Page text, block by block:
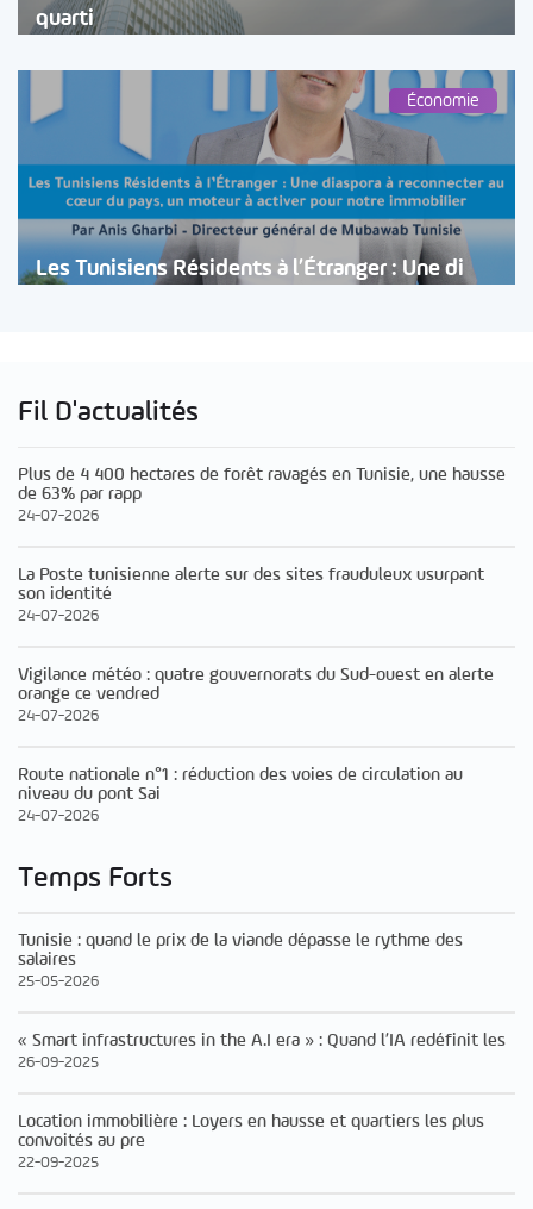
quarti
Économie
Les Tunisiens Résidents à l’Étranger : Une di
Fil D'actualités
Plus de 4 400 hectares de forêt ravagés en Tunisie, une hausse
de 63% par rapp
24-07-2026
La Poste tunisienne alerte sur des sites frauduleux usurpant
son identité
24-07-2026
Vigilance météo : quatre gouvernorats du Sud-ouest en alerte
orange ce vendred
24-07-2026
Route nationale n°1 : réduction des voies de circulation au
niveau du pont Sai
24-07-2026
Temps Forts
Tunisie : quand le prix de la viande dépasse le rythme des
salaires
25-05-2026
« Smart infrastructures in the A.I era » : Quand l’IA redéfinit les
26-09-2025
Location immobilière : Loyers en hausse et quartiers les plus
convoités au pre
22-09-2025